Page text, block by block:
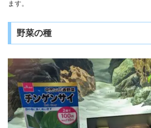
ます。
野菜の種